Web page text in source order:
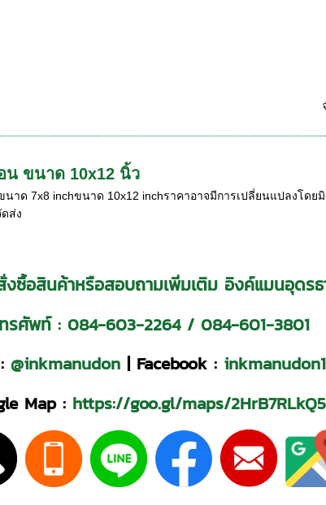
น ขนาด 10x12 นิ้ว
นาด 7x8 inchขนาด 10x12 inchราคาอาจมีการเปลี่ยนแปลงโดย
ส่ง
งซื้อสินค้าหรือสอบถามเพิ่มเติม อิงค์แมนอุดร
รศัพท์ : 084-603-2264/ 084-601-3801
@inkmanudon | Facebook : inkmanudon1
Map : https://goo.gl/maps/